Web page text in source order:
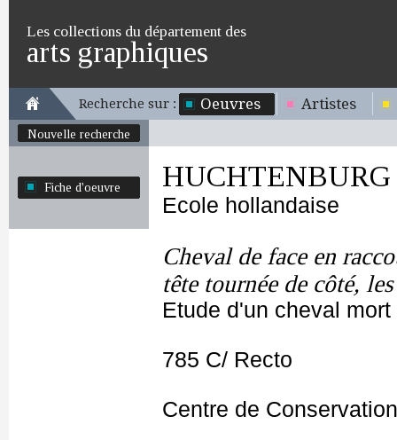
Les collections du département des
arts graphiques
Recherche sur : Oeuvres Artistes
Nouvelle recherche
Fiche d'oeuvre HUCHTENBURG
Ecole hollandaise
Cheval de face en
tête tournée de côté,
Etude d'un cheval mort
785 C/ Recto
Centre de